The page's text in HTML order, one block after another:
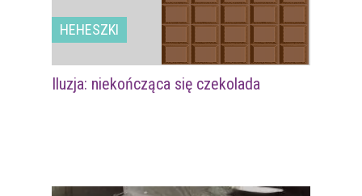
HEHESZKI
Iluzja: niekończąca się czekolada